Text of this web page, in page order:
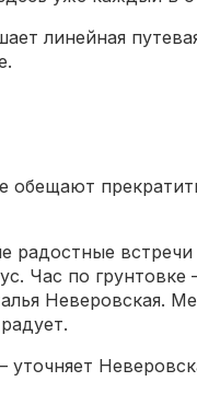
линейная
обещают
Час по
Неверовская.